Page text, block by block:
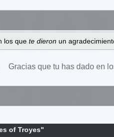
los que te dieron un
Gracias que tu has dado en
of Troyes"